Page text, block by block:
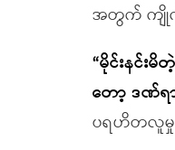
အတွက် ကျို
“မိုင်းနင်း
တော့ ဒဏ်ရ
ပရဟိတလူမှု